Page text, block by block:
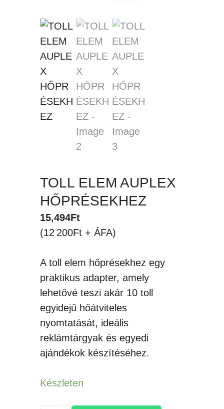
TOLL ELEM AUPLEX
HŐPRÉSEKHEZ
15,494Ft
(12 200Ft + ÁFA)
A toll elem hőprésekhez egy
praktikus adapter, amely
lehetővé teszi akár 10 toll
egyidejű hőátviteles
nyomtatását, ideális
reklámtárgyak és egyedi
ajándékok készítéséhez.
Készleten